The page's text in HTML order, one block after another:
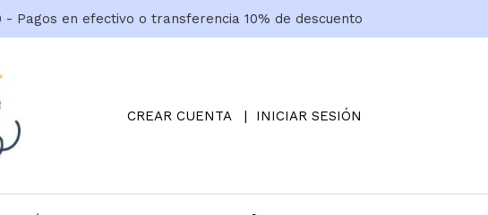
Pagos en efectivo o transferencia 10% de descuento
CREAR CUENTA INICIAR SESIÓN